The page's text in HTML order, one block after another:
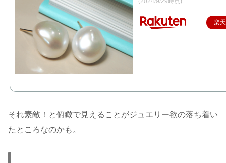
楽
それ素敵！と俯瞰で見えることがジュエリー欲の落ち着い
たところなのかも。